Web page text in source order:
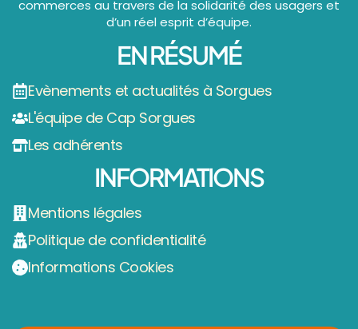
commerces au travers de la solidarité des usagers et
d’un réel esprit d’équipe.
EN RÉSUMÉ
Evènements et actualités à Sorgues
L'équipe de Cap Sorgues
Les adhérents
INFORMATIONS
Mentions légales
Politique de confidentialité
Informations Cookies